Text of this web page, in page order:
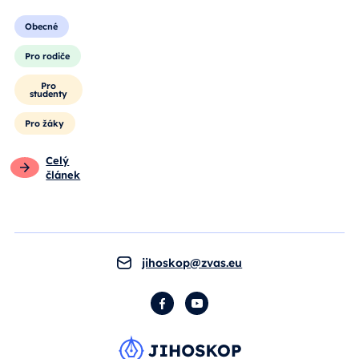
Obecné
Pro rodiče
Pro
studenty
Pro žáky
Celý
článek
jihoskop@zvas.eu
FacebookYouTube